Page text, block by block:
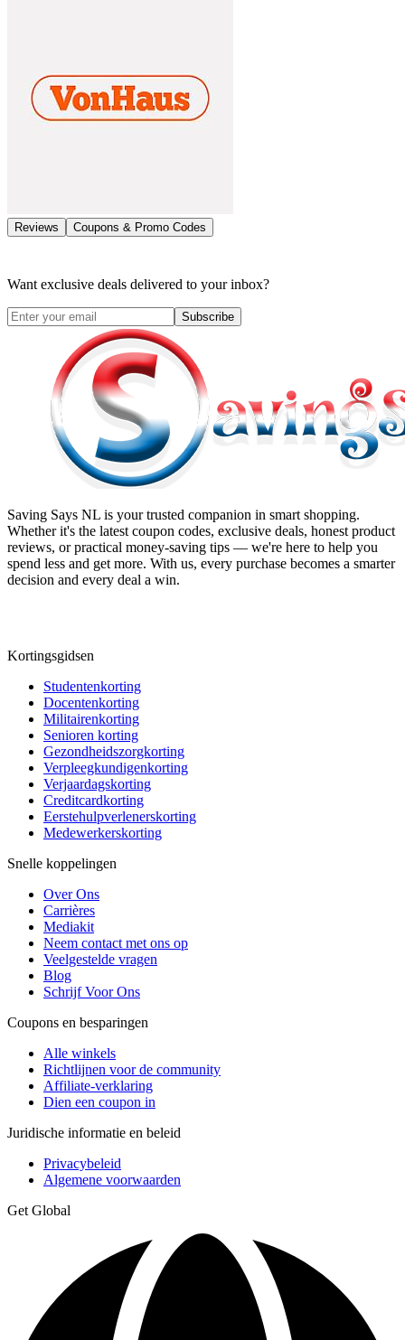
Reviews Coupons & Promo Codes
Want exclusive deals delivered to your inbox?
Subscribe
Saving Says NL is your trusted companion in smart shopping.
Whether it's the latest coupon codes, exclusive deals, honest product
reviews, or practical money-saving tips — we're here to help you
spend less and get more. With us, every purchase becomes a smarter
decision and every deal a win.
Kortingsgidsen
Studentenkorting
Docentenkorting
Militairenkorting
Senioren korting
Gezondheidszorgkorting
Verpleegkundigenkorting
Verjaardagskorting
Creditcardkorting
Eerstehulpverlenerskorting
Medewerkerskorting
Snelle koppelingen
Over Ons
Carrières
Mediakit
Neem contact met ons op
Veelgestelde vragen
Blog
Schrijf Voor Ons
Coupons en besparingen
Alle winkels
Richtlijnen voor de community
Affiliate-verklaring
Dien een coupon in
Juridische informatie en beleid
Privacybeleid
Algemene voorwaarden
Get Global